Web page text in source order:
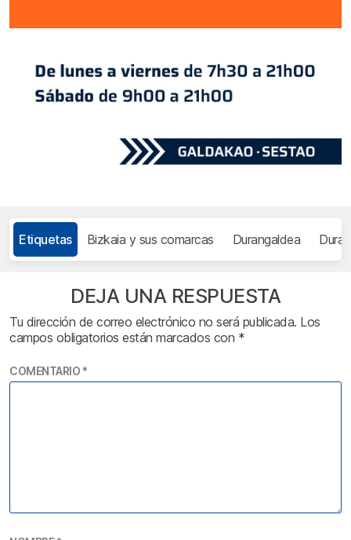
Etiquetas Bizkaia y sus comarcas Durangaldea
DEJA UNA RESPUESTA
Tu dirección de correo electrónico no será publicada. Los
campos obligatorios están marcados con *
COMENTARIO *